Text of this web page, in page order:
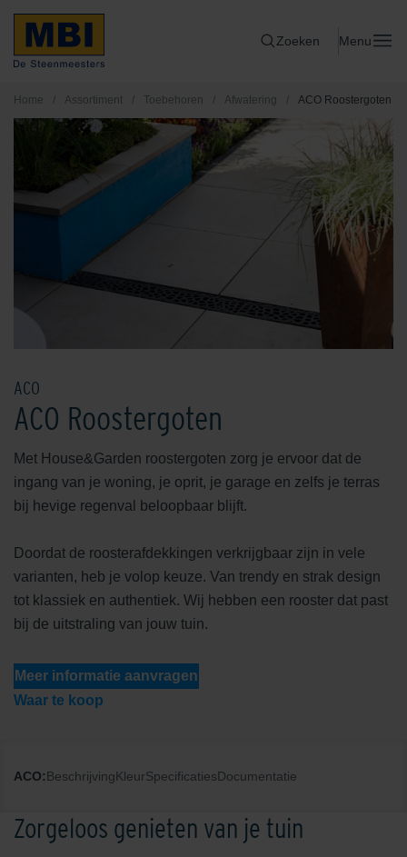
Zoeken Menu
Home / Assortiment / Toebehoren / Afwatering / ACO Roostergoten
ACO
ACO Roostergoten
Met House&Garden roostergoten zorg je ervoor dat de
ingang van je woning, je oprit, je garage en zelfs je terras
bij hevige regenval beloopbaar blijft.
Doordat de roosterafdekkingen verkrijgbaar zijn in vele
varianten, heb je volop keuze. Van trendy en strak design
tot klassiek en authentiek. Wij hebben een rooster dat past
bij de uitstraling van jouw tuin.
Meer informatie aanvragen
Waar te koop
ACO:BeschrijvingKleurSpecificatiesDocumentatie
Zorgeloos genieten van je tuin